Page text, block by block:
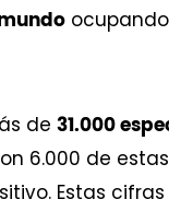
de 31.000
6.000 de
Estas